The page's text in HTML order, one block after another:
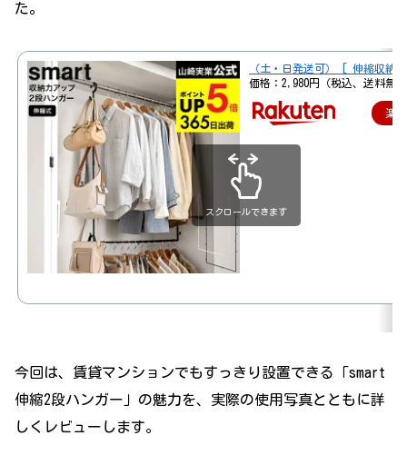
た。
（土・日発送可） [ 伸縮収納
価格：2,980円（税込、送料無
楽
スクロールできます
今回は、賃貸マンションでもすっきり設置できる「smart
伸縮2段ハンガー」の魅力を、実際の使用写真とともに詳
しくレビューします。